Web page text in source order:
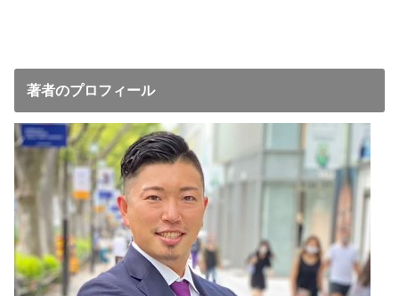
著者のプロフィール